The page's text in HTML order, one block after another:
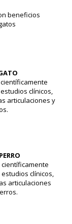
beneficios
clínicos,
articulaciones y
clínicos,
articulaciones